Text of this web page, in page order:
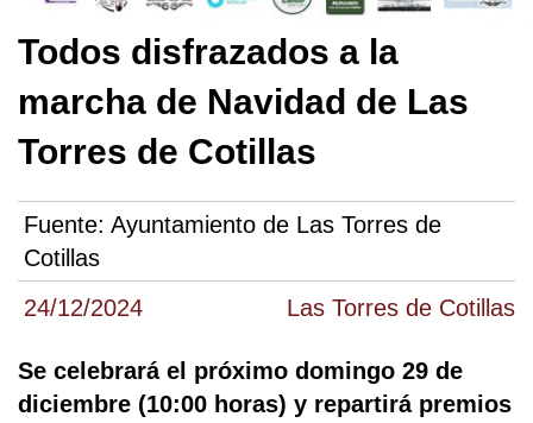
24/12/2024 Las Torres de Cotillas
Todos disfrazados a la
marcha de Navidad de Las
Torres de Cotillas
Fuente: Ayuntamiento de Las Torres de
Cotillas
Se celebrará el próximo domingo 29 de
diciembre (10:00 horas) y repartirá premios